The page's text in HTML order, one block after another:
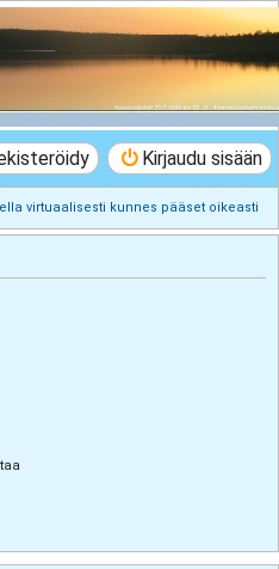
Kirjaudu sisään
virtuaalisesti kunnes pääset oikeasti